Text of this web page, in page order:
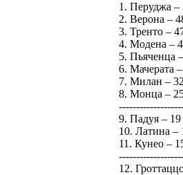
1. Перуджа –
2. Верона –
3. Тренто –
4. Модена –
5. Пьяченца
6. Мачерата
7. Милан –
8. Монца –
9. Падуя –
10. Латина –
11. Кунео –
12.